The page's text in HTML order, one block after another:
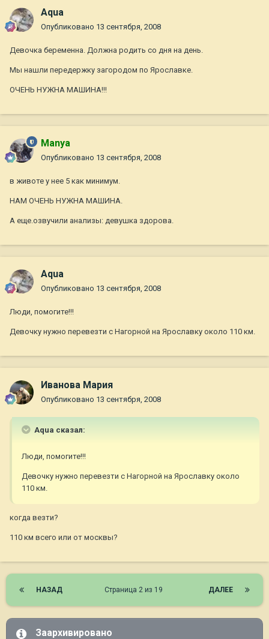
Aqua
Опубликовано 13 сентября, 2008
Девочка беременна. Должна родить со дня на день.
Мы нашли передержку загородом по Ярославке.
ОЧЕНЬ НУЖНА МАШИНА!!!
Manya
Опубликовано 13 сентября, 2008
в животе у нее 5 как минимум.
НАМ ОЧЕНЬ НУЖНА МАШИНА.
А еще.озвучили анализы: девушка здорова.
Aqua
Опубликовано 13 сентября, 2008
Люди, помогите!!!
Девочку нужно перевезти с Нагорной на Ярославку около 110 км.
Иванова Мария
Опубликовано 13 сентября, 2008
Aqua сказал:
Люди, помогите!!!
Девочку нужно перевезти с Нагорной на Ярославку около
110 км.
когда везти?
110 км всего или от москвы?
НАЗАД ДАЛЕЕ
Страница 2 из 19
Заархивировано